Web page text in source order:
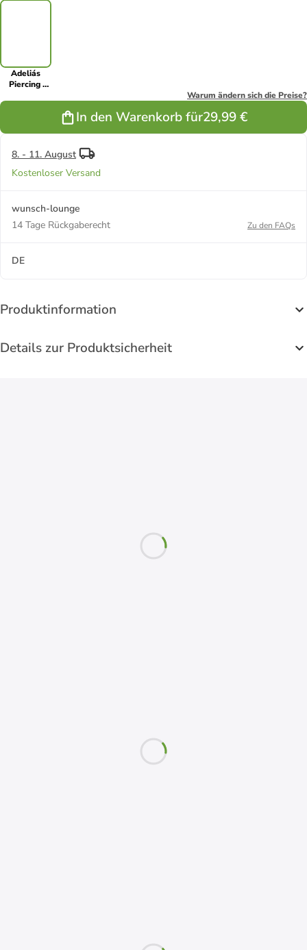
Adeliás
Piercing
Bauchnabelpiercing
Warum ändern sich die Preise?
In den Warenkorb für29,99 €
8. - 11. August
Kostenloser Versand
wunsch-lounge
14 Tage Rückgaberecht
Zu den FAQs
DE
Produktinformation
Details zur Produktsicherheit